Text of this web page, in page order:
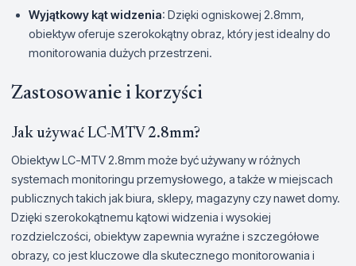
Wyjątkowy kąt widzenia: Dzięki ogniskowej 2.8mm,
obiektyw oferuje szerokokątny obraz, który jest idealny do
monitorowania dużych przestrzeni.
Zastosowanie i korzyści
Jak używać LC-MTV 2.8mm?
Obiektyw LC-MTV 2.8mm może być używany w różnych
systemach monitoringu przemysłowego, a także w miejscach
publicznych takich jak biura, sklepy, magazyny czy nawet domy.
Dzięki szerokokątnemu kątowi widzenia i wysokiej
rozdzielczości, obiektyw zapewnia wyraźne i szczegółowe
obrazy, co jest kluczowe dla skutecznego monitorowania i